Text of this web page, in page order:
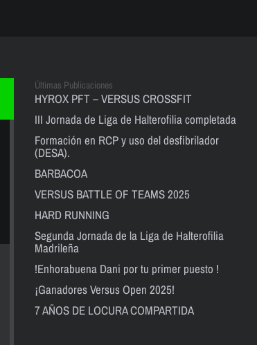
Últimas Publicaciones
HYROX PFT – VERSUS CROSSFIT
III Jornada de Liga de Halterofilia completada
Formación en RCP y uso del desfibrilador
(DESA).
BARBACOA
VERSUS BATTLE OF TEAMS 2025
HARD RUNNING
Segunda Jornada de la Liga de Halterofilia
Madrileña
!Enhorabuena Dani por tu primer puesto !
¡Ganadores Versus Open 2025!
7 AÑOS DE LOCURA COMPARTIDA